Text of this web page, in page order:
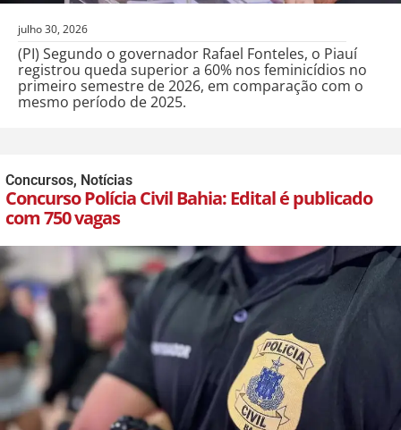
julho 30, 2026
(PI) Segundo o governador Rafael Fonteles, o Piauí
registrou queda superior a 60% nos feminicídios no
primeiro semestre de 2026, em comparação com o
mesmo período de 2025.
Concursos, Notícias
Concurso Polícia Civil Bahia: Edital é publicado
com 750 vagas